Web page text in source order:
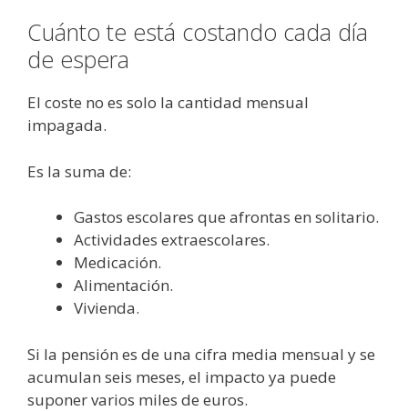
Cuánto te está costando cada día
de espera
El coste no es solo la cantidad mensual
impagada.
Es la suma de:
Gastos escolares que afrontas en solitario.
Actividades extraescolares.
Medicación.
Alimentación.
Vivienda.
Si la pensión es de una cifra media mensual y se
acumulan seis meses, el impacto ya puede
suponer varios miles de euros.